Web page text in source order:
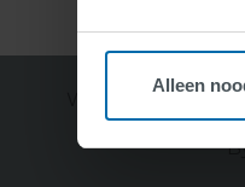
Alleen
When loading